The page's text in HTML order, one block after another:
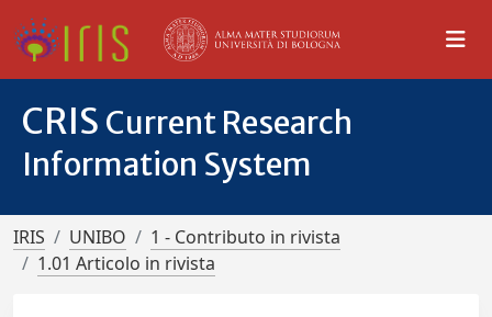
CRIS Current Research
Information System
IRIS UNIBO
1 - Contributo in rivista
1.01 Articolo in rivista